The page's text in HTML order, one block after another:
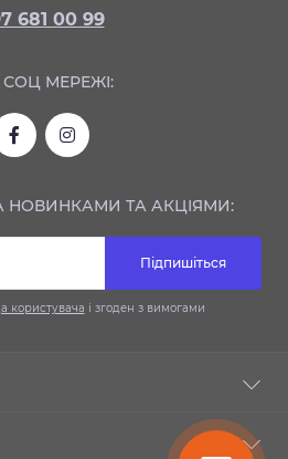
681 00 99
СОЦ МЕРЕЖІ:
НОВИНКАМИ ТА АКЦІЯМИ:
Підпишіться
користувача і згоден з вимогами